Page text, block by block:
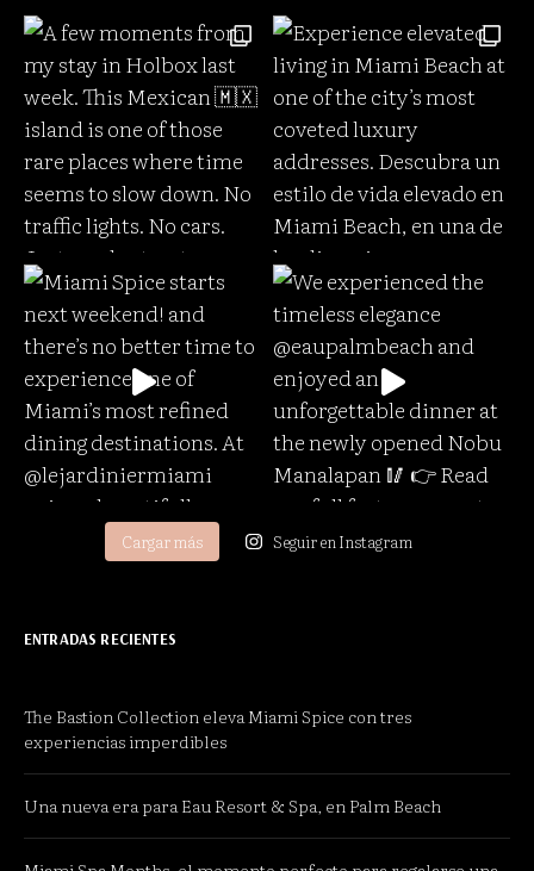
Cargar más Seguir en Instagram
ENTRADAS RECIENTES
The Bastion Collection eleva Miami Spice con tres
experiencias imperdibles
Una nueva era para Eau Resort & Spa, en Palm Beach